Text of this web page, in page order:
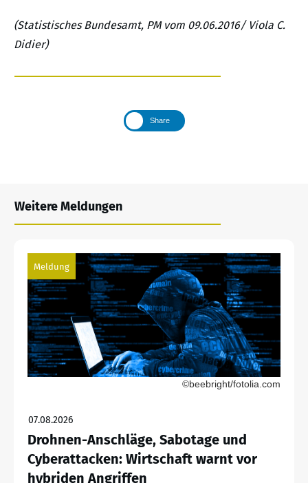
(Statistisches Bundesamt, PM vom 09.06.2016/ Viola C.
Didier)
Share
Weitere Meldungen
Meldung
©beebright/fotolia.com
07.08.2026
Drohnen-Anschläge, Sabotage und
Cyberattacken: Wirtschaft warnt vor
hybriden Angriffen